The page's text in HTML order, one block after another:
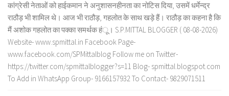
कांग्रेसी नेताओं को हाईकमान ने अनुशासनहीनता का नोटिस दिया, उसमें धर्मेन्द्र
राठौड़ भी शामिल थे। आज भी राठौड़, गहलोत के साथ खड़े हैं। राठौड़ का कहना है कि
मैं अशोक गहलोत का पक्का समर्थक हंू। S.P.MITTAL BLOGGER ( 08-08-2026)
Website- www.spmittal.in Facebook Page-
www.facebook.com/SPMittalblog Follow me on Twitter-
https://twitter.com/spmittalblogger?s=11 Blog- spmittal.blogspot.com
To Add in WhatsApp Group- 9166157932 To Contact- 9829071511